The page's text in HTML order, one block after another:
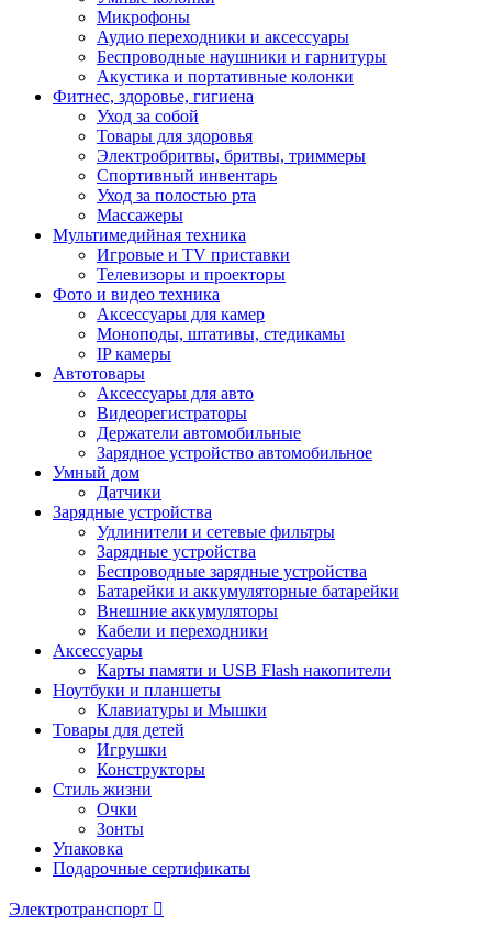
Микрофоны
Аудио переходники и аксессуары
Беспроводные наушники и гарнитуры
Акустика и портативные колонки
Фитнес, здоровье, гигиена
Уход за собой
Товары для здоровья
Электробритвы, бритвы, триммеры
Спортивный инвентарь
Уход за полостью рта
Массажеры
Мультимедийная техника
Игровые и TV приставки
Телевизоры и проекторы
Фото и видео техника
Аксессуары для камер
Моноподы, штативы, стедикамы
IP камеры
Автотовары
Аксессуары для авто
Видеорегистраторы
Держатели автомобильные
Зарядное устройство автомобильное
Умный дом
Датчики
Зарядные устройства
Удлинители и сетевые фильтры
Зарядные устройства
Беспроводные зарядные устройства
Батарейки и аккумуляторные батарейки
Внешние аккумуляторы
Кабели и переходники
Аксессуары
Карты памяти и USB Flash накопители
Ноутбуки и планшеты
Клавиатуры и Мышки
Товары для детей
Игрушки
Конструкторы
Стиль жизни
Очки
Зонты
Упаковка
Подарочные сертификаты
Электротранспорт